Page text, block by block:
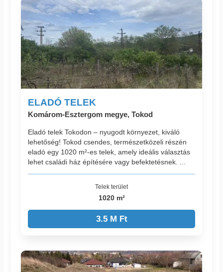
ELADÓ TELEK
Komárom-Esztergom megye, Tokod
Eladó telek Tokodon – nyugodt környezet, kiváló
lehetőség! Tokod csendes, természetközeli részén
eladó egy 1020 m²-es telek, amely ideális választás
lehet családi ház építésére vagy befektetésnek. ...
Telek terület
1020 m²
3.5 M Ft